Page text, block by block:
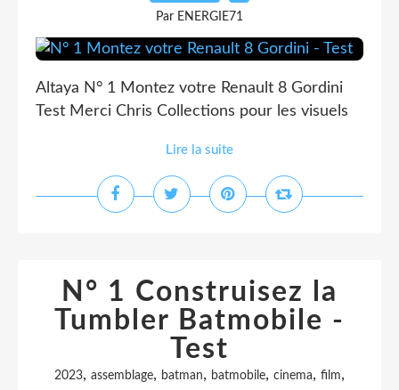
Par ENERGIE71
Altaya N° 1 Montez votre Renault 8 Gordini
Test Merci Chris Collections pour les visuels
Lire la suite
N° 1 Construisez la
Tumbler Batmobile -
Test
2023, assemblage, batman, batmobile, cinema, film,